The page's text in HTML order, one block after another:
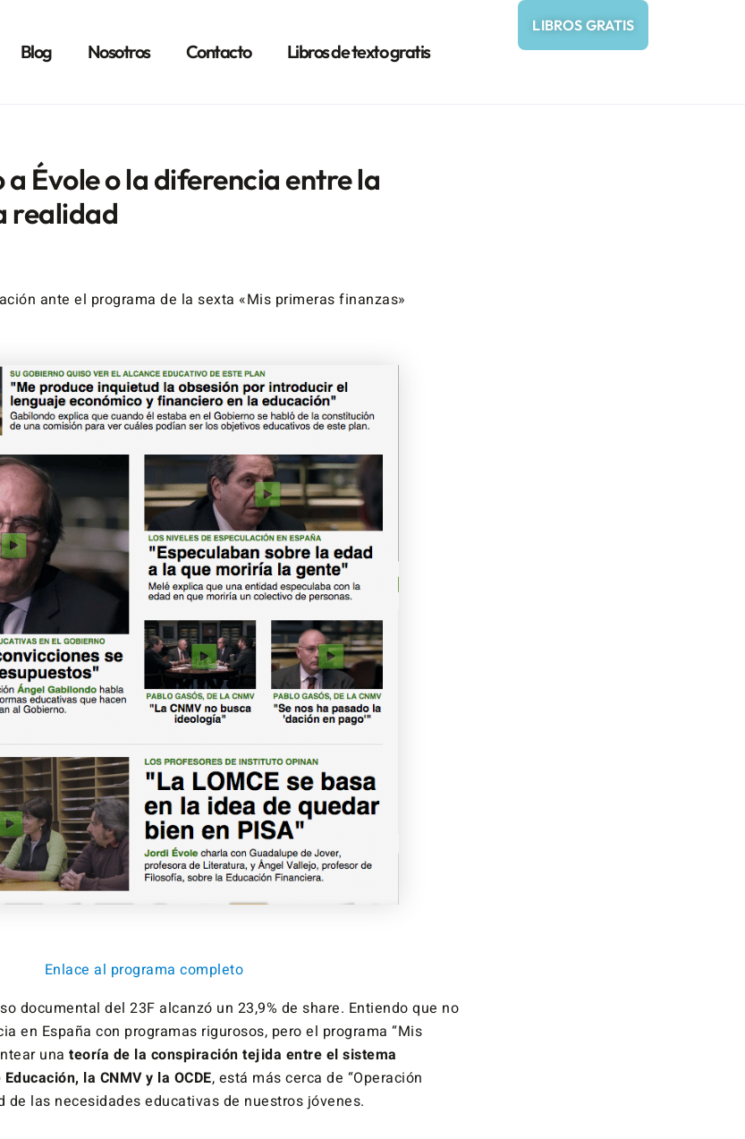
Blog Nosotros Contacto Libros de texto gratis
LIBROS GRATIS
Évole o la diferencia entre la
realidad
ante el programa de la sexta «Mis primeras finanzas»
Enlace al programa completo
documental del 23F alcanzó un 23,9% de share. Entiendo que no
en España con programas rigurosos, pero el programa “Mis
una teoría de la conspiración tejida entre el sistema
la CNMV y la OCDE, está más cerca de “Operación
de las necesidades educativas de nuestros jóvenes.